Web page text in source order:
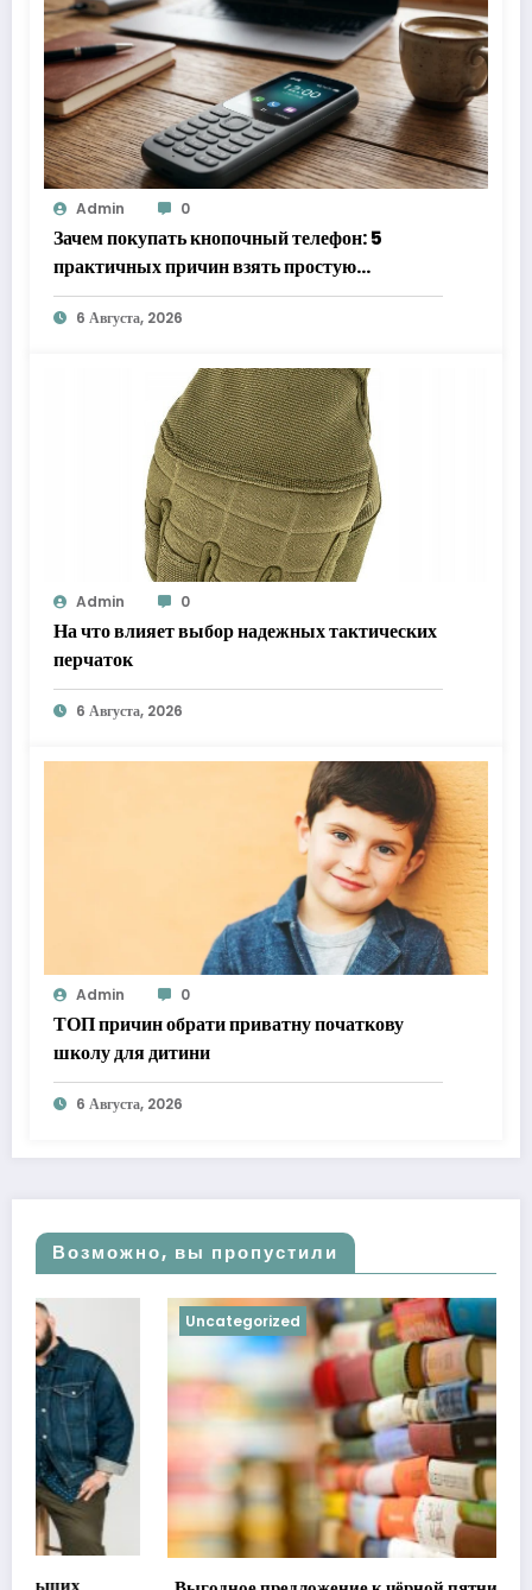
Admin 0
Зачем покупать кнопочный телефон: 5
практичных причин взять простую
«звонилку»
6 Августа, 2026
Admin 0
На что влияет выбор надежных тактических
перчаток
6 Августа, 2026
Admin 0
ТОП причин обрати приватну початкову
школу для дитини
6 Августа, 2026
Возможно, вы пропустили
Uncategorized